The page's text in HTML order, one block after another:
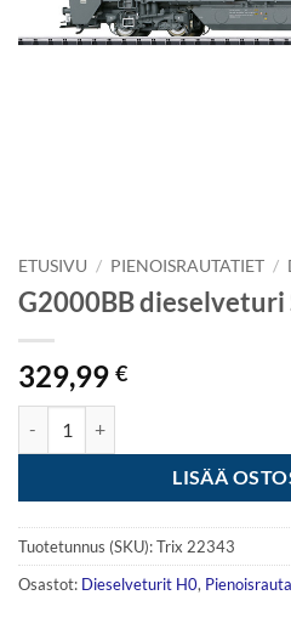
ETUSIVU / PIENOISRAUTATIET /
G2000BB dieselveturi
329,99 €
LISÄÄ
Tuotetunnus (SKU):Trix 22343
Osastot: Dieselveturit H0,